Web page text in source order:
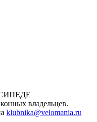
владельцев.
klubnika@velomania.ru